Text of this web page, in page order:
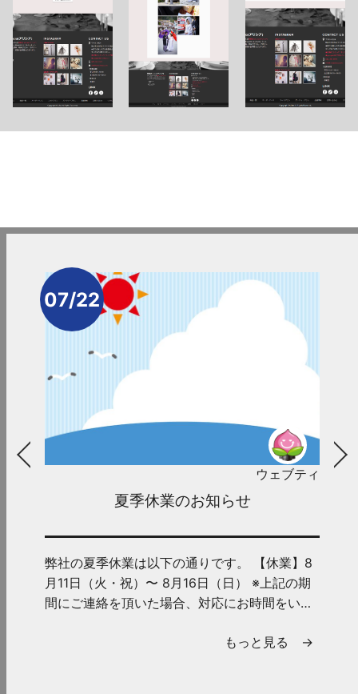
07/22
ウェブティ
夏季休業のお知らせ
弊社の夏季休業は以下の通りです。 【休業】8
月11日（火・祝）〜 8月16日（日） ※上記の期
間にご連絡を頂いた場合、対応にお時間をいた
もっと見る →